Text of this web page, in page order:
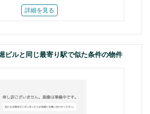
詳細を見る
ビルと同じ最寄り駅で似た条件の物件